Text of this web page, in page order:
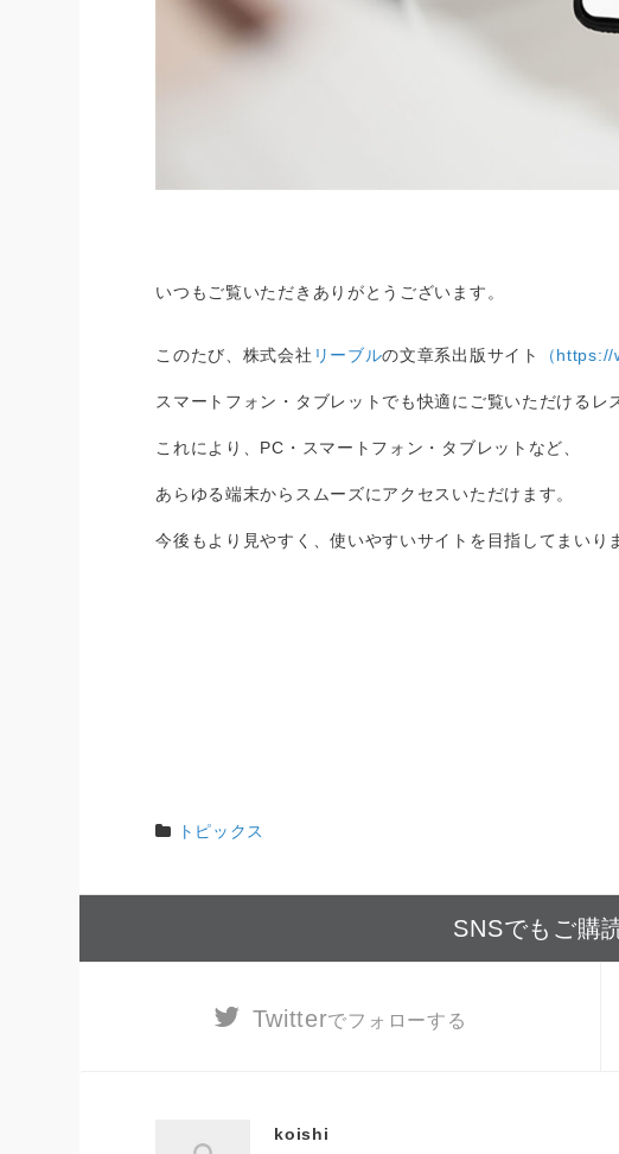
いつもご覧いただきありがとうございます。
このたび、株式会社 リーブルの文章系出版サイト （
スマートフォン・タブレットでも快適にご覧いただけるレ
これにより、PC・スマートフォン・タブレットなど、
あらゆる端末からスムーズにアクセスいただけます。
今後もより見やすく、使いやすいサイトを目指してまいり
トピックス
SNSでもご購
Twitterでフォローする
koishi